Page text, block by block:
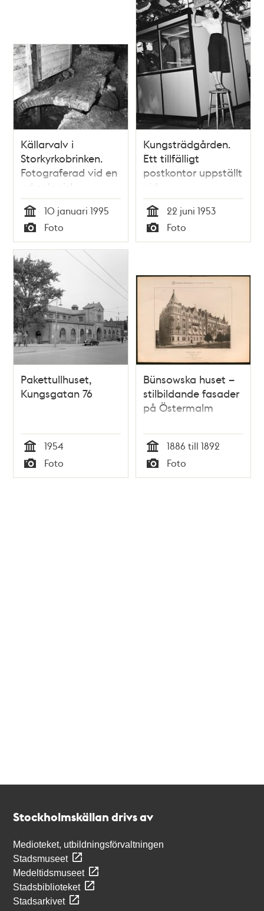
Källarvalv i
Storkyrkobrinken.
Fotograferad vid en
arkeologisk
undersökning.
Tid
10 januari 1995
Typ
Foto
Kungsträdgården.
Ett tillfälligt
postkontor uppställt
vid
Kungsträdgårdsgatan
i samband med
firandet av
Stockholms 700 års
Tid
22 juni 1953
Typ
Foto
Pakettullhuset,
Kungsgatan 76
Tid
1954
Typ
Foto
Bünsowska huset –
stilbildande fasader
på Östermalm
Tid
1886 till 1892
Typ
Foto
Stockholmskällan drivs av
Medioteket, utbildningsförvaltningen
Stadsmuseet
Medeltidsmuseet
Stadsbiblioteket
Stadsarkivet